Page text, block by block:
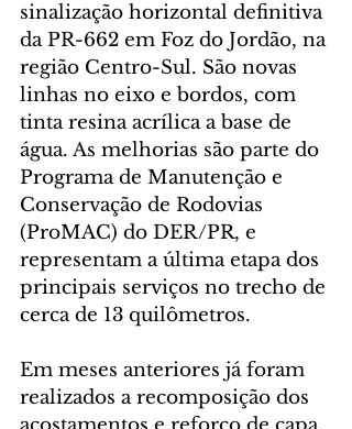
sinalização horizontal definitiva
da PR-662 em Foz do Jordão, na
região Centro-Sul. São novas
linhas no eixo e bordos, com
tinta resina acrílica a base de
água. As melhorias são parte do
Programa de Manutenção e
Conservação de Rodovias
(ProMAC) do DER/PR, e
representam a última etapa dos
principais serviços no trecho de
cerca de 13 quilômetros.
Em meses anteriores já foram
realizados a recomposição dos